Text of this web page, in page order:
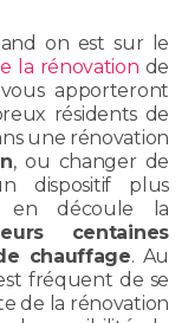
on est sur le
la rénovation de
apporteront
résidents de
une rénovation
, ou changer de
dispositif plus
en découle la
centaines
chauffage. Au
fréquent de se
de la rénovation